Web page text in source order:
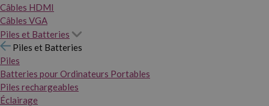
Câbles HDMI
Câbles VGA
Piles et Batteries
Piles et Batteries
Piles
Batteries pour Ordinateurs Portables
Piles rechargeables
Éclairage